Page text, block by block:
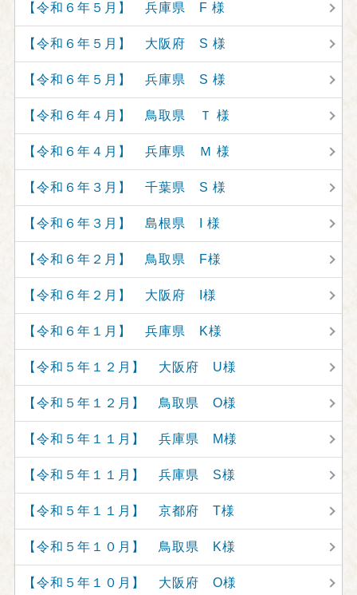
【令和６年５月】 兵庫県 F 様
【令和６年５月】 大阪府 S 様
【令和６年５月】 兵庫県 S 様
【令和６年４月】 鳥取県 Ｔ 様
【令和６年４月】 兵庫県 Ｍ 様
【令和６年３月】 千葉県 S 様
【令和６年３月】 島根県 I 様
【令和６年２月】 鳥取県 F様
【令和６年２月】 大阪府 I様
【令和６年１月】 兵庫県 K様
【令和５年１２月】 大阪府 U様
【令和５年１２月】 鳥取県 O様
【令和５年１１月】 兵庫県 M様
【令和５年１１月】 兵庫県 S様
【令和５年１１月】 京都府 T様
【令和５年１０月】 鳥取県 K様
【令和５年１０月】 大阪府 O様